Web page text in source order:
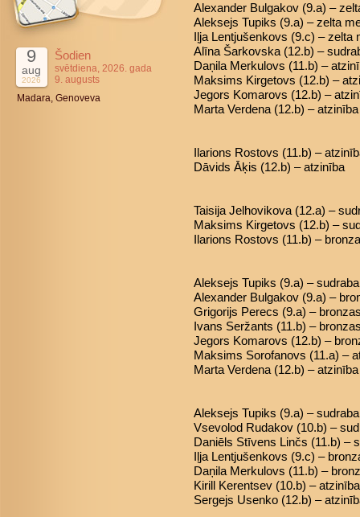
9
aug
2026
Šodien
svētdiena, 2026. gada
9. augusts
Madara, Genoveva
Alexander Bulgakov (9.a) –
Aleksejs Tupiks (9.a) – zelta
Iļja Lentjušenkovs (9.c) – zelta
Alīna Šarkovska (12.b) –
Daņila Merkulovs (11.b) –
Maksims Kirgetovs (12.b) –
Jegors Komarovs (12.b) –
Marta Verdena (12.b) – atzinība
Ilarions Rostovs (11.b) –
Dāvids Āķis (12.b) – atzinība
Taisija Jelhovikova (12.a) –
Maksims Kirgetovs (12.b) –
Ilarions Rostovs (11.b) –
Aleksejs Tupiks (9.a) –
Alexander Bulgakov (9.a) –
Grigorijs Perecs (9.a) –
Ivans Seržants (11.b) –
Jegors Komarovs (12.b) –
Maksims Sorofanovs (11.a) –
Marta Verdena (12.b) – atzinība
Aleksejs Tupiks (9.a) –
Vsevolod Rudakov (10.b) –
Daniēls Stīvens Linčs (11.b) –
Iļja Lentjušenkovs (9.c) –
Daņila Merkulovs (11.b) –
Kirill Kerentsev (10.b) – atzinība
Sergejs Usenko (12.b) –